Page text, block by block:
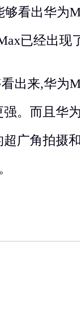
看出华为
已经出现
出来,华为
。而且华
超广角拍摄